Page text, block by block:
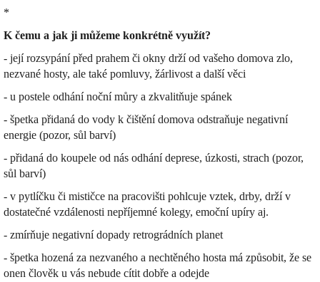
*
K čemu a jak ji můžeme konkrétně využít?
- její rozsypání před prahem či okny drží od vašeho domova zlo,
nezvané hosty, ale také pomluvy, žárlivost a další věci
- u postele odhání noční můry a zkvalitňuje spánek
- špetka přidaná do vody k čištění domova odstraňuje negativní
energie (pozor, sůl barví)
- přidaná do koupele od nás odhání deprese, úzkosti, strach (pozor,
sůl barví)
- v pytlíčku či mističce na pracovišti pohlcuje vztek, drby, drží v
dostatečné vzdálenosti nepříjemné kolegy, emoční upíry aj.
- zmírňuje negativní dopady retrográdních planet
- špetka hozená za nezvaného a nechtěného hosta má způsobit, že se
onen člověk u vás nebude cítit dobře a odejde